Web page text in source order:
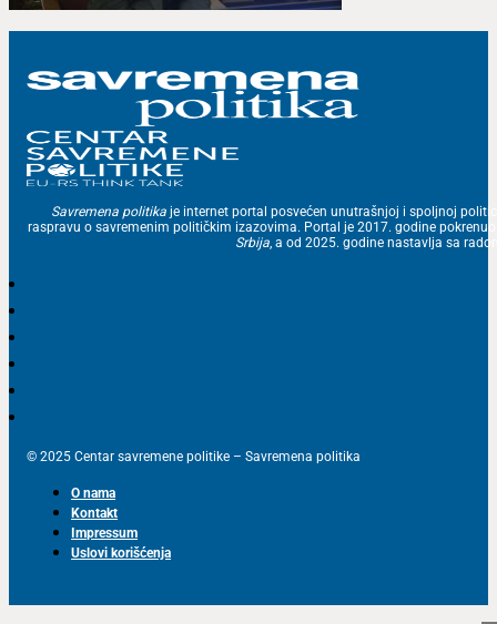
Savremena politika je internet portal posvećen unutrašnjoj i spoljnoj
raspravu o savremenim političkim izazovima. Portal je 2017. godine
Srbija, a od 2025. godine nastavlja sa
© 2025 Centar savremene politike – Savremena politika
O nama
Kontakt
Impressum
Uslovi korišćenja